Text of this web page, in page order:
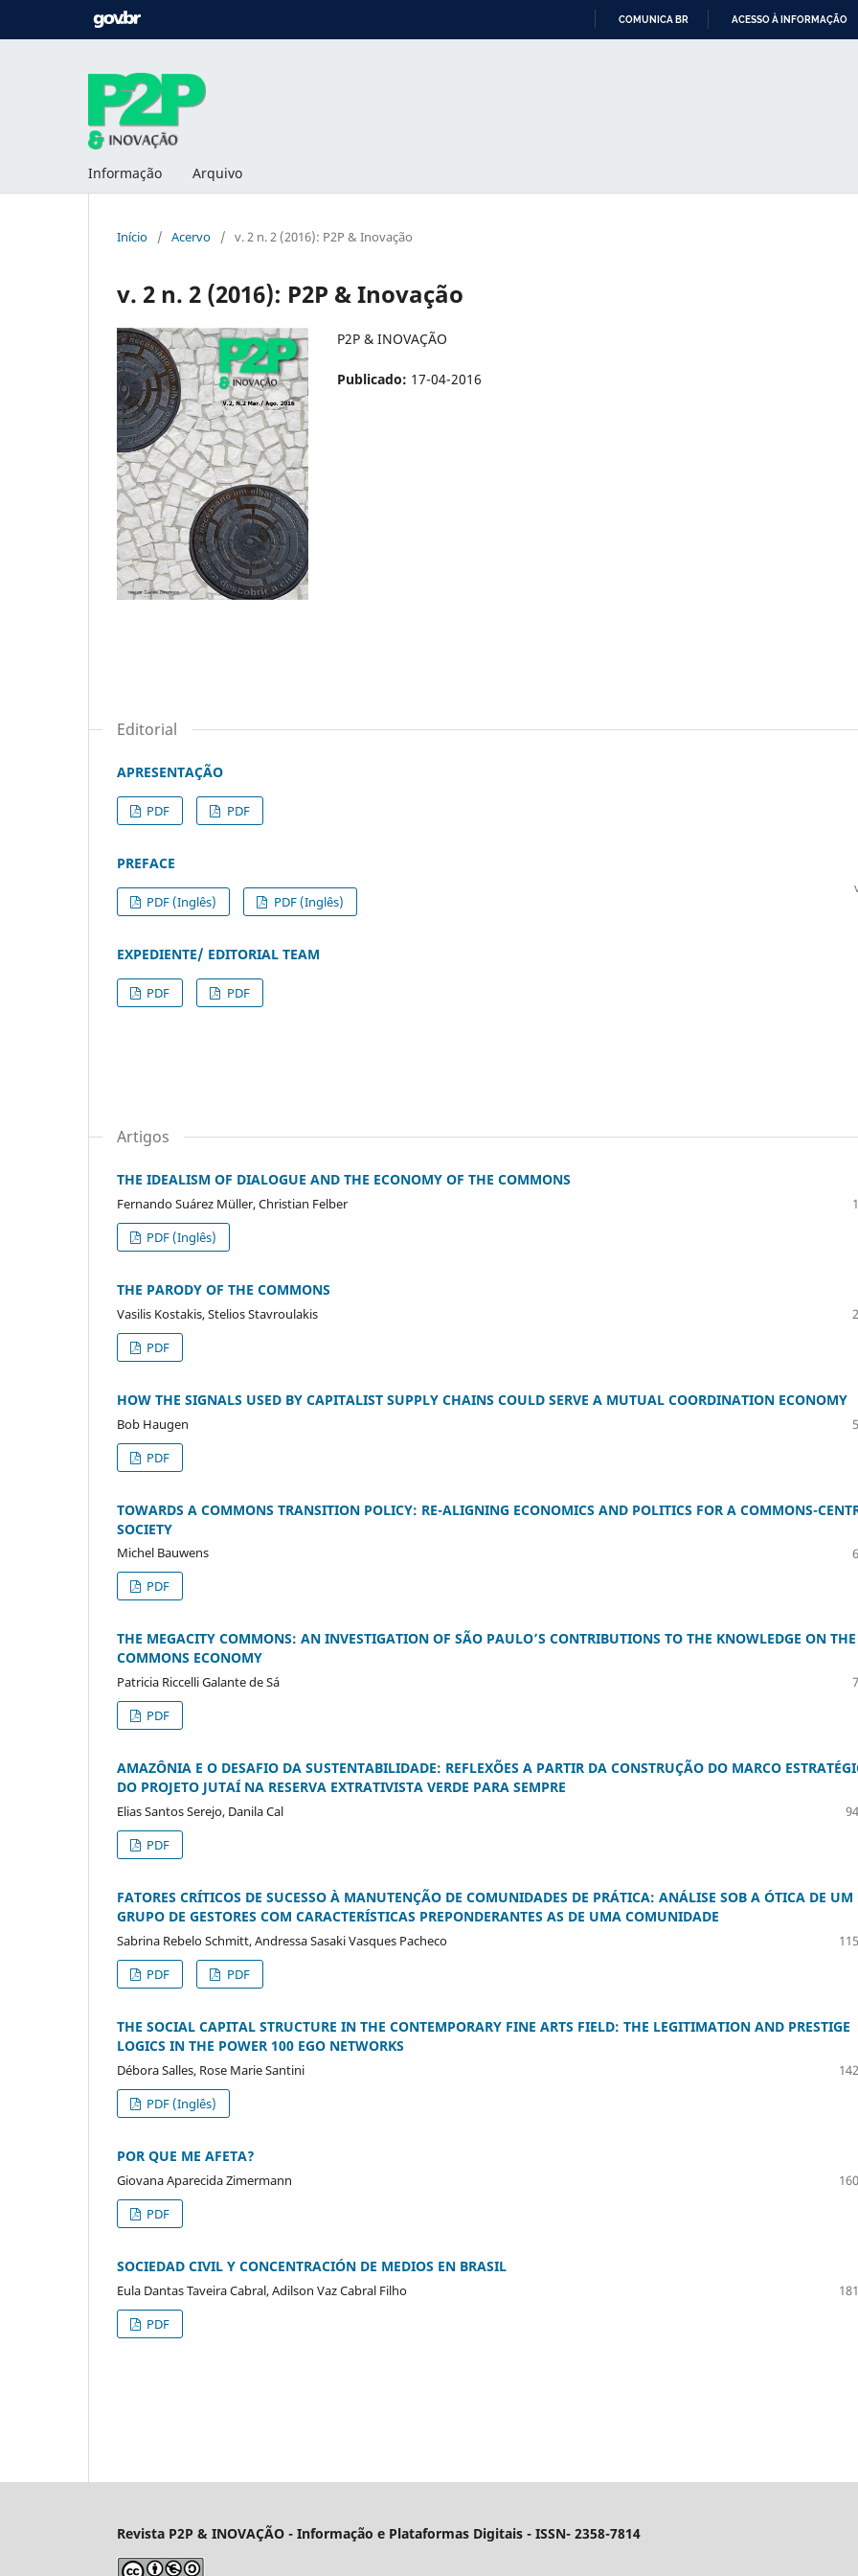
COMUNICA BR ACESSO À INFORMAÇÃO
Informação Arquivo
Início / Acervo / v. 2 n. 2 (2016): P2P & Inovação
v. 2 n. 2 (2016): P2P & Inovação
P2P & INOVAÇÃO
Publicado: 17-04-2016
Editorial
APRESENTAÇÃO
PDF
PDF
PREFACE
PDF (Inglês)
PDF (Inglês)
EXPEDIENTE/ EDITORIAL TEAM
PDF
PDF
Artigos
THE IDEALISM OF DIALOGUE AND THE ECONOMY OF THE COMMONS
Fernando Suárez Müller, Christian Felber
PDF (Inglês)
THE PARODY OF THE COMMONS
Vasilis Kostakis, Stelios Stavroulakis
PDF
HOW THE SIGNALS USED BY CAPITALIST SUPPLY CHAINS COULD SERVE A MUTUAL COORDINATION ECONOMY
Bob Haugen
PDF
TOWARDS A COMMONS TRANSITION POLICY: RE-ALIGNING ECONOMICS AND POLITICS FOR A COMMONS-
SOCIETY
Michel Bauwens
PDF
THE MEGACITY COMMONS: AN INVESTIGATION OF SÃO PAULO’S CONTRIBUTIONS TO THE KNOWLEDGE ON THE
COMMONS ECONOMY
Patricia Riccelli Galante de Sá
PDF
AMAZÔNIA E O DESAFIO DA SUSTENTABILIDADE: REFLEXÕES A PARTIR DA CONSTRUÇÃO DO MARCO
DO PROJETO JUTAÍ NA RESERVA EXTRATIVISTA VERDE PARA SEMPRE
Elias Santos Serejo, Danila Cal
PDF
FATORES CRÍTICOS DE SUCESSO À MANUTENÇÃO DE COMUNIDADES DE PRÁTICA: ANÁLISE SOB A ÓTICA DE UM
GRUPO DE GESTORES COM CARACTERÍSTICAS PREPONDERANTES AS DE UMA COMUNIDADE
Sabrina Rebelo Schmitt, Andressa Sasaki Vasques Pacheco
PDF
PDF
THE SOCIAL CAPITAL STRUCTURE IN THE CONTEMPORARY FINE ARTS FIELD: THE LEGITIMATION AND PRESTIGE
LOGICS IN THE POWER 100 EGO NETWORKS
Débora Salles, Rose Marie Santini
PDF (Inglês)
POR QUE ME AFETA?
Giovana Aparecida Zimermann
PDF
SOCIEDAD CIVIL Y CONCENTRACIÓN DE MEDIOS EN BRASIL
Eula Dantas Taveira Cabral, Adilson Vaz Cabral Filho
PDF
Revista P2P & INOVAÇÃO - Informação e Plataformas Digitais - ISSN- 2358-7814